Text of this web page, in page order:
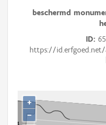
Waarneming
Gebeurtenis
Downloads
Hergebruik
beschermd
ID
https://
+
−